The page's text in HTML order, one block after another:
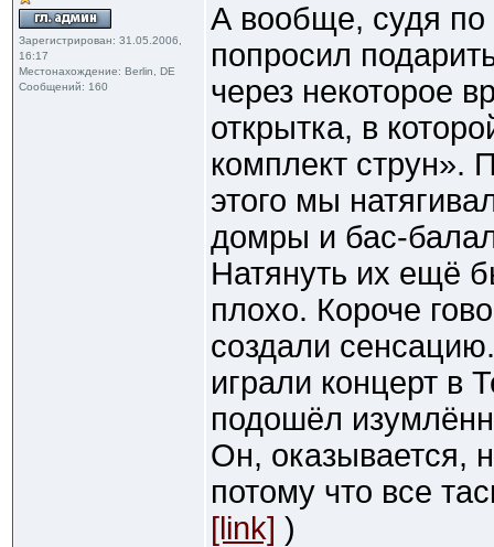
Зарегистрирован: 31.05.2006,
16:17
Местонахождение: Berlin, DE
Сообщений: 160
А вообще, судя
попросил
через некоторое
открытка, в
комплект струн».
этого мы
домры и бас-
Натянуть их ещё
плохо. Короче
создали
играли концерт в
подошёл
Он, оказывается,
потому что все
[link] )